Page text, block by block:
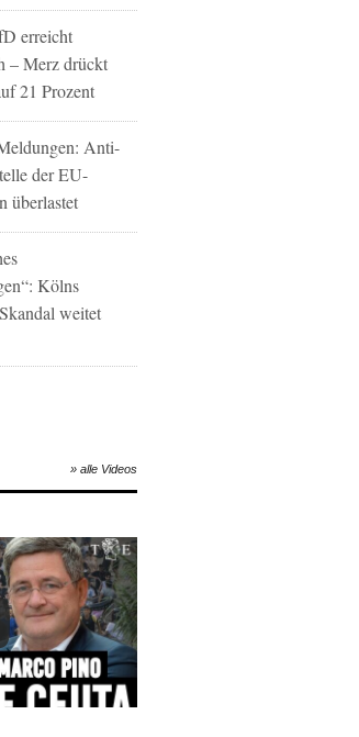
erreicht
– Merz drückt
21 Prozent
Anti-
der EU-
überlastet
Kölns
weitet
» alle Videos